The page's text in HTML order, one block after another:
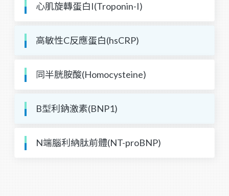
心肌旋轉蛋白I(Troponin-I)
高敏性C反應蛋白(hsCRP)
同半胱胺酸(Homocysteine)
B型利鈉激素(BNP1)
N端腦利納肽前體(NT-proBNP)